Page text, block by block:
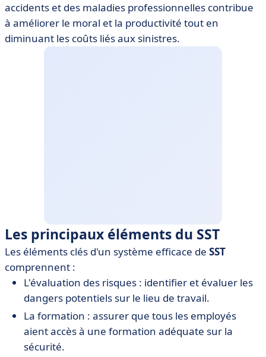
accidents et des maladies professionnelles contribue
à améliorer le moral et la productivité tout en
diminuant les coûts liés aux sinistres.
Les principaux éléments du SST
Les éléments clés d'un système efficace de SST
comprennent :
L'évaluation des risques : identifier et évaluer les
dangers potentiels sur le lieu de travail.
La formation : assurer que tous les employés
aient accès à une formation adéquate sur la
sécurité.